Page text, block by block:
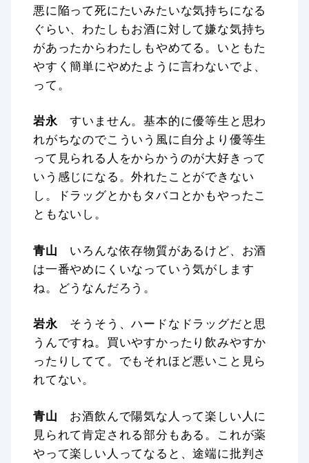
悪に陥って死にたいみたいな気持ちになる
ぐらい、わたしもお酒に対して嫌な気持ち
があったからわたしもやめてる。いともた
やすく簡単にやめたように言わないでよ、
って。
岩永すいません。基本的に優等生と思わ
れがちなのでこういう風に自分より優等生
って見られる人をからかうのが大好きって
いう感じになる。外れたことができない
し。ドラッグとかもタバコとかもやったこ
ともないし。
青山 いろんな依存物質があるけど、お酒
は一番やめにくいなっていう気がします
ね。どうなんだろう。
岩永そうそう、ハードなドラッグだと思
うんですね。買いやすかったり飲みやすか
ったりしてて。でもそれほど悪いこと見ら
れてない。
青山 お酒飲んで陽気な人って楽しい人に
見られて肯定される部分もある。これが薬
やって楽しい人ってなると、途端に批判さ